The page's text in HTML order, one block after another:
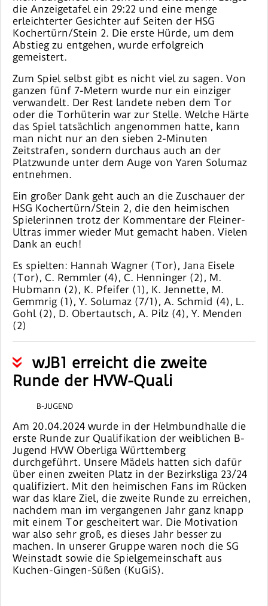
die Anzeigetafel ein 29:22 und eine menge
erleichterter Gesichter auf Seiten der HSG
Kochertürn/Stein 2. Die erste Hürde, um dem
Abstieg zu entgehen, wurde erfolgreich
gemeistert.
Zum Spiel selbst gibt es nicht viel zu sagen. Von
ganzen fünf 7-Metern wurde nur ein einziger
verwandelt. Der Rest landete neben dem Tor
oder die Torhüterin war zur Stelle. Welche Härte
das Spiel tatsächlich angenommen hatte, kann
man nicht nur an den sieben 2-Minuten
Zeitstrafen, sondern durchaus auch an der
Platzwunde unter dem Auge von Yaren Solumaz
entnehmen.
Ein großer Dank geht auch an die Zuschauer der
HSG Kochertürn/Stein 2, die den heimischen
Spielerinnen trotz der Kommentare der Fleiner-
Ultras immer wieder Mut gemacht haben. Vielen
Dank an euch!
Es spielten: Hannah Wagner (Tor), Jana Eisele
(Tor), C. Remmler (4), C. Henninger (2), M.
Hubmann (2), K. Pfeifer (1), K. Jennette, M.
Gemmrig (1), Y. Solumaz (7/1), A. Schmid (4), L.
Gohl (2), D. Obertautsch, A. Pilz (4), Y. Menden
(2)
wJB1 erreicht die zweite
Runde der HVW-Quali
B-JUGEND
Am 20.04.2024 wurde in der Helmbundhalle die
erste Runde zur Qualifikation der weiblichen B-
Jugend HVW Oberliga Württemberg
durchgeführt. Unsere Mädels hatten sich dafür
über einen zweiten Platz in der Bezirksliga 23/24
qualifiziert. Mit den heimischen Fans im Rücken
war das klare Ziel, die zweite Runde zu erreichen,
nachdem man im vergangenen Jahr ganz knapp
mit einem Tor gescheitert war. Die Motivation
war also sehr groß, es dieses Jahr besser zu
machen. In unserer Gruppe waren noch die SG
Weinstadt sowie die Spielgemeinschaft aus
Kuchen-Gingen-Süßen (KuGiS).